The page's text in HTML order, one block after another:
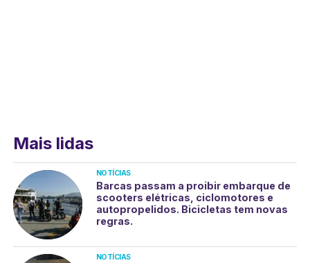
Mais lidas
NOTÍCIAS
Barcas passam a proibir embarque de
scooters elétricas, ciclomotores e
autopropelidos. Bicicletas tem novas
regras.
NOTÍCIAS